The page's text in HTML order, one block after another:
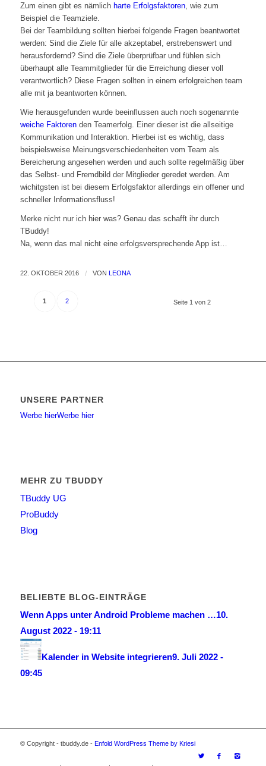
Zum einen gibt es nämlich harte Erfolgsfaktoren, wie zum
Beispiel die Teamziele.
Bei der Teambildung sollten hierbei folgende Fragen beantwortet
werden: Sind die Ziele für alle akzeptabel, erstrebenswert und
herausfordernd? Sind die Ziele überprüfbar und fühlen sich
überhaupt alle Teammitglieder für die Erreichung dieser voll
verantwortlich? Diese Fragen sollten in einem erfolgreichen team
alle mit ja beantworten können.
Wie herausgefunden wurde beeinflussen auch noch sogenannte
weiche Faktoren den Teamerfolg. Einer dieser ist die allseitige
Kommunikation und Interaktion. Hierbei ist es wichtig, dass
beispielsweise Meinungsverschiedenheiten vom Team als
Bereicherung angesehen werden und auch sollte regelmäßig über
das Selbst- und Fremdbild der Mitglieder geredet werden. Am
wichitgsten ist bei diesem Erfolgsfaktor allerdings ein offener und
schneller Informationsfluss!
Merke nicht nur ich hier was? Genau das schafft ihr durch
TBuddy!
Na, wenn das mal nicht eine erfolgsversprechende App ist…
22. OKTOBER 2016 / VON LEONA
Seite 1 von 2
1 2
UNSERE PARTNER
Werbe hierWerbe hier
MEHR ZU TBUDDY
TBuddy UG
ProBuddy
Blog
BELIEBTE BLOG-EINTRÄGE
Wenn Apps unter Android Probleme machen …10.
August 2022 - 19:11
Kalender in Website integrieren9. Juli 2022 -
09:45
© Copyright - tbuddy.de - Enfold WordPress Theme by Kriesi